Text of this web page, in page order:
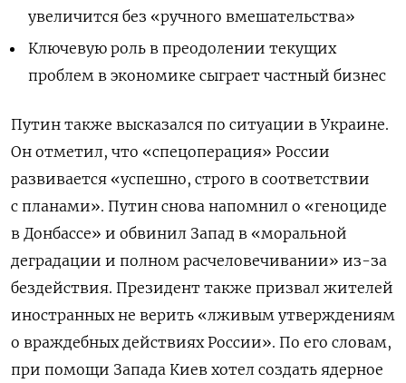
увеличится без «ручного вмешательства»
Ключевую роль в преодолении текущих
проблем в экономике сыграет частный бизнес
Путин также высказался по ситуации в Украине.
Он отметил, что «спецоперация» России
развивается «успешно, строго в соответствии
с планами». Путин снова напомнил о «геноциде
в Донбассе» и обвинил Запад в «моральной
деградации и полном расчеловечивании» из-за
бездействия. Президент также призвал жителей
иностранных не верить «лживым утверждениям
о враждебных действиях России». По его словам,
при помощи Запада Киев хотел создать ядерное